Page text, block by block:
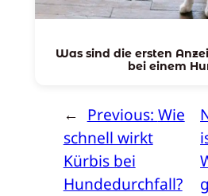
Was sind die ersten
bei einem
← Previous: Wie
schnell wirkt
Kürbis bei
Hundedurchfall?